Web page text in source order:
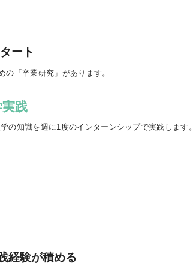
ート
「卒業研究」があります。
践
の知識を週に1度のインターンシップで実践します。
経験が積める